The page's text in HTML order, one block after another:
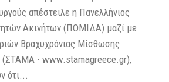
απέστειλε η Πανελλήνιος
Ακινήτων (ΠΟΜΙΔΑ) μαζί με
Βραχυχρόνιας Μίσθωσης
(ΣΤΑΜΑ - www.stamagreece.gr),
ότι...